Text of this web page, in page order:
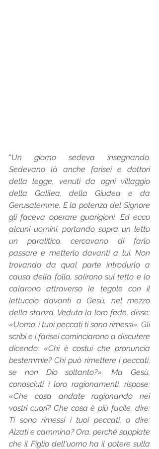
“Un giorno sedeva insegnando.
Sedevano là anche farisei e dottori
della legge, venuti da ogni villaggio
della Galilea, della Giudea e da
Gerusalemme. E la potenza del Signore
gli faceva operare guarigioni. Ed ecco
alcuni uomini, portando sopra un letto
un paralitico, cercavano di farlo
passare e metterlo davanti a lui. Non
trovando da qual parte introdurlo a
causa della folla, salirono sul tetto e lo
calarono attraverso le tegole con il
lettuccio davanti a Gesù, nel mezzo
della stanza. Veduta la loro fede, disse:
«Uomo, i tuoi peccati ti sono rimessi». Gli
scribi e i farisei cominciarono a discutere
dicendo: «Chi è costui che pronuncia
bestemmie? Chi può rimettere i peccati,
se non Dio soltanto?». Ma Gesù,
conosciuti i loro ragionamenti, rispose:
«Che cosa andate ragionando nei
vostri cuori? Che cosa è più facile, dire:
Ti sono rimessi i tuoi peccati, o dire:
Alzati e cammina? Ora, perché sappiate
che il Figlio dell'uomo ha il potere sulla